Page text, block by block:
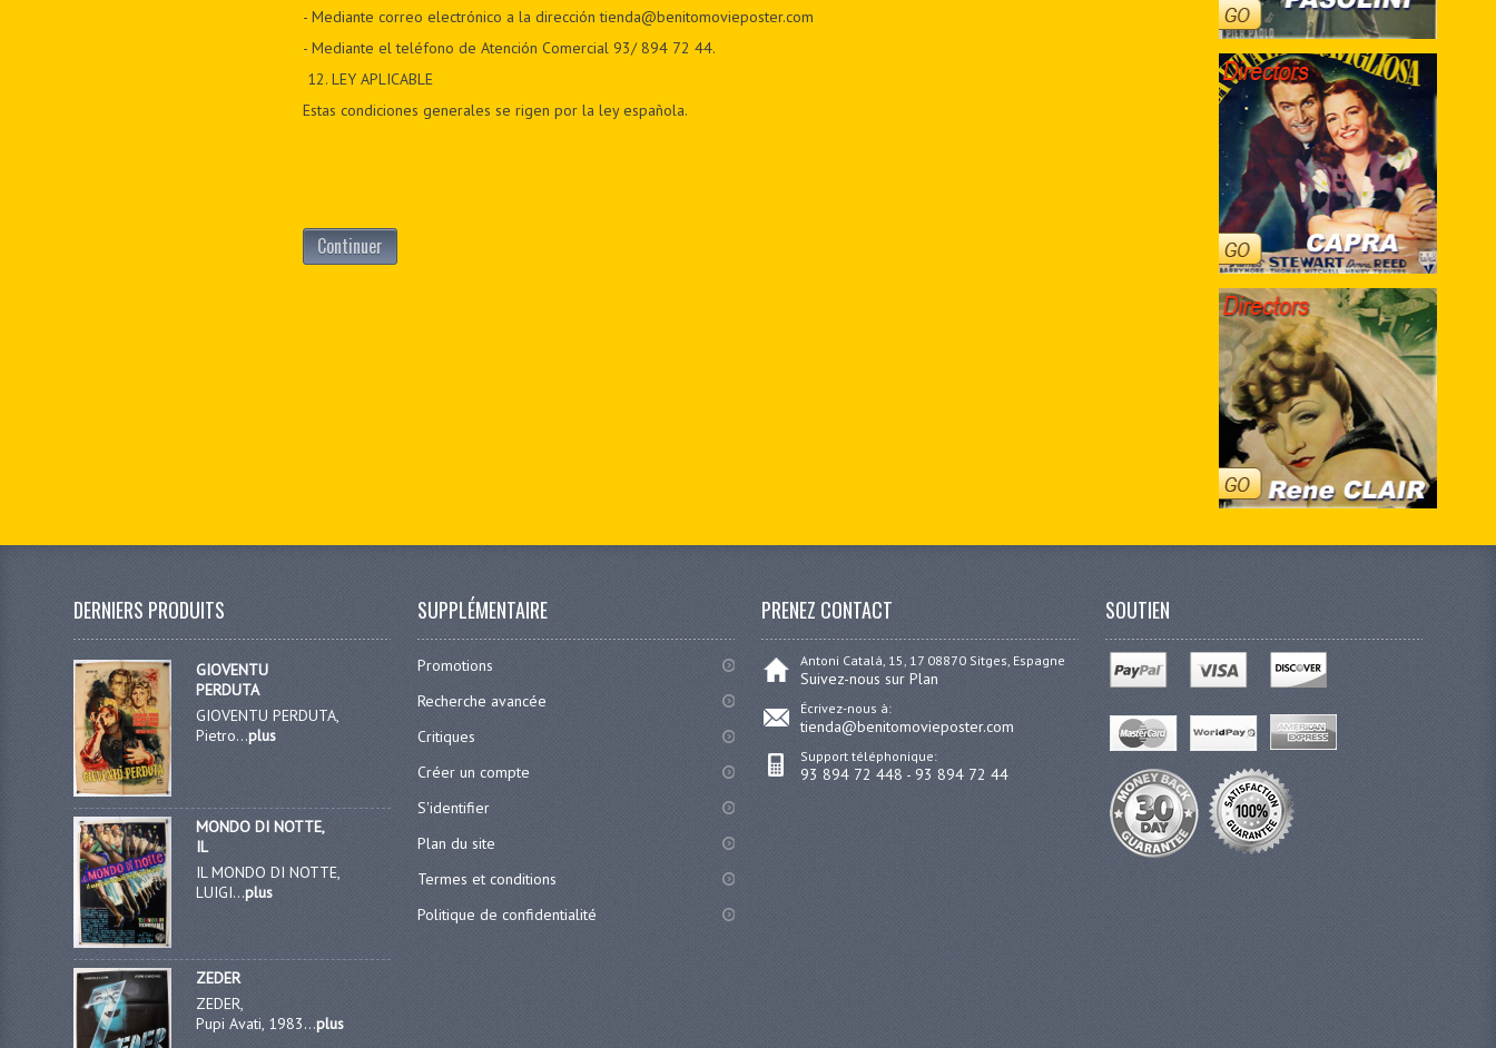
- Mediante correo electrónico a la dirección tienda@benitomovieposter.com
- Mediante el teléfono de Atención Comercial 93/ 894 72 44.
12. LEY APLICABLE
Estas condiciones generales se rigen por la ley española.
Continuer
DERNIERS PRODUITS
GIOVENTU
PERDUTA
GIOVENTU PERDUTA,
Pietro...plus
MONDO DI NOTTE,
IL
IL MONDO DI NOTTE,
LUIGI...plus
ZEDER
ZEDER,
Pupi Avati, 1983...plus
SUPPLÉMENTAIRE
Promotions
Recherche avancée
Critiques
Créer un compte
S'identifier
Plan du site
Termes et conditions
Politique de confidentialité
PRENEZ CONTACT
Antoni Catalá, 15, 17 08870 Sitges, Espagne
Suivez-nous sur Plan
Écrivez-nous à:
tienda@benitomovieposter.com
Support téléphonique:
93 894 72 448 - 93 894 72 44
SOUTIEN